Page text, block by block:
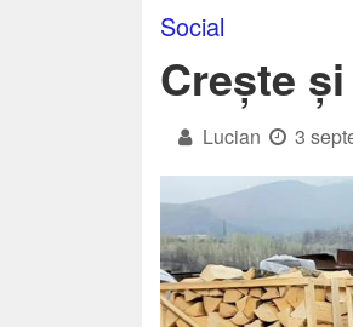
Social
Crește
Lucian 3